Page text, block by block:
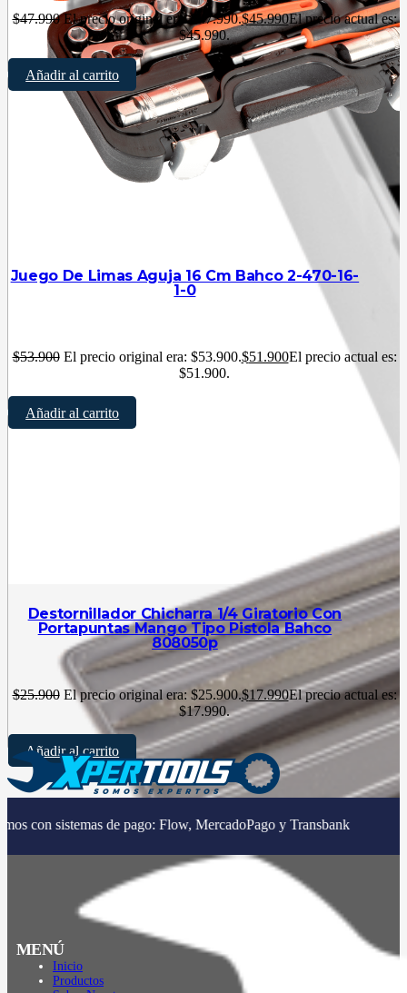
$47.990 El precio original era: $47.990.$45.990El precio actual es:
$45.990.
Añadir al carrito
Juego De Limas Aguja 16 Cm Bahco 2-470-16-
1-0
$53.900 El precio original era: $53.900.$51.900El precio actual es:
$51.900.
Añadir al carrito
Destornillador Chicharra 1/4 Giratorio Con
Portapuntas Mango Tipo Pistola Bahco
808050p
$25.900 El precio original era: $25.900.$17.990El precio actual es:
$17.990.
Añadir al carrito
de pago: Flow, MercadoPago y Transbank
MENÚ
Inicio
Productos